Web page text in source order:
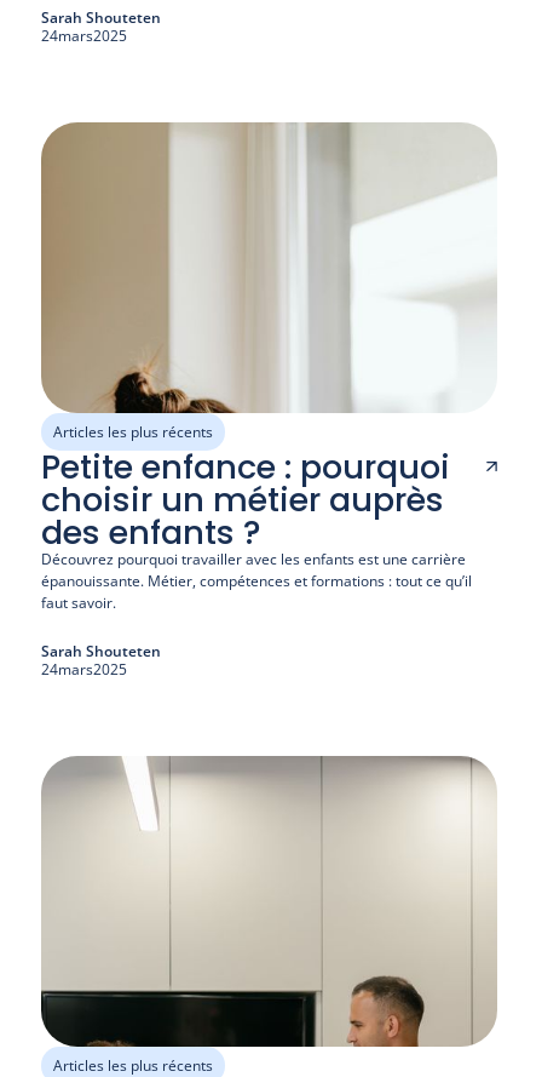
Sarah Shouteten
24mars2025
Articles les plus récents
Petite enfance : pourquoi
choisir un métier auprès
des enfants ?
Découvrez pourquoi travailler avec les enfants est une carrière
épanouissante. Métier, compétences et formations : tout ce qu’il
faut savoir.
Sarah Shouteten
24mars2025
Articles les plus récents